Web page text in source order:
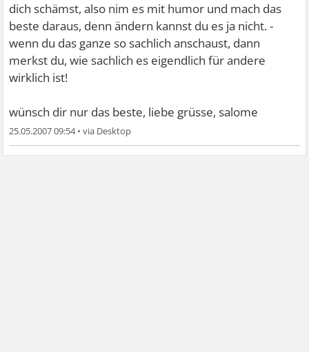
dich schämst, also nim es mit humor und mach das
beste daraus, denn ändern kannst du es ja nicht. -
wenn du das ganze so sachlich anschaust, dann
merkst du, wie sachlich es eigendlich für andere
wirklich ist!
wünsch dir nur das beste, liebe grüsse, salome
25.05.2007 09:54•